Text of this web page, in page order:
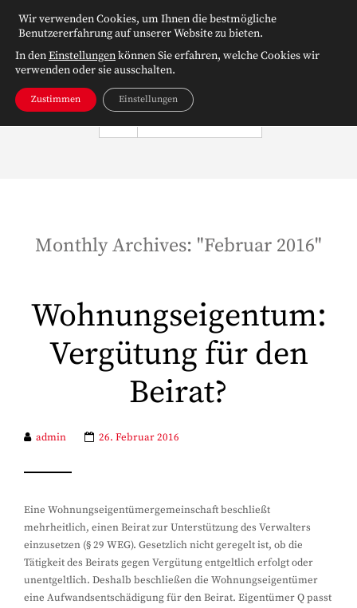
Monthly Archives: "Februar 2016"
Wohnungseigentum:
Vergütung für den
Beirat?
admin 26. Februar 2016
Eine Wohnungseigentümergemeinschaft beschließt
mehrheitlich, einen Beirat zur Unterstützung des Verwalters
einzusetzen (§ 29 WEG). Gesetzlich nicht geregelt ist, ob die
Tätigkeit des Beirats gegen Vergütung entgeltlich erfolgt oder
unentgeltlich. Deshalb beschließen die Wohnungseigentümer
eine Aufwandsentschädigung für den Beirat. Eigentümer Q passt
Wir verwenden Cookies, um Ihnen die bestmögliche
Benutzererfahrung auf unserer Website zu bieten.
In denEinstellungenkönnen Sie erfahren, welche Cookies wir
verwenden oder sie ausschalten.
Zustimmen Einstellungen